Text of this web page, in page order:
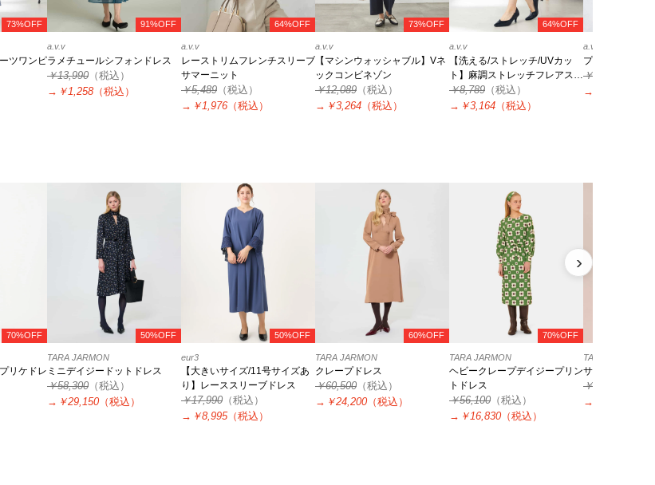
73%OFF
ツワンピ
91%OFF
a.v.v
ラメチュールシフォンドレス
￥13,990 （税込）
→ ￥1,258 （税込）
64%OFF
a.v.v
レーストリムフレンチスリーブ
サマーニット
￥5,489 （税込）
→ ￥1,976 （税込）
73%OFF
a.v.v
【マシンウォッシャブル】Vネ
ックコンビネゾン
￥12,089 （税込）
→ ￥3,264 （税込）
64%OFF
a.v.v
【洗える/ストレッチ/UVカッ
ト】麻調ストレッチフレアスカ
ート
￥8,789 （税込）
→ ￥3,164 （税込）
a.v.v
プリーツライク
￥4,939
→
70%OFF
リケドレ
50%OFF
TARA JARMON
ミニデイジードットドレス
￥58,300 （税込）
→ ￥29,150 （税込）
50%OFF
eur3
【大きいサイズ/11号サイズあ
り】レーススリーブドレス
￥17,990 （税込）
→ ￥8,995（税込）
60%OFF
TARA JARMON
クレープドレス
￥60,500 （税込）
→ ￥24,200 （税込）
70%OFF
TARA JARMON
ヘビークレープデイジープリン
トドレス
￥56,100 （税込）
→ ￥16,830 （税込）
TARA JARMON
サテンドレス
￥51,700
→
›